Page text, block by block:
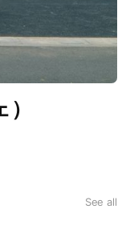
See all